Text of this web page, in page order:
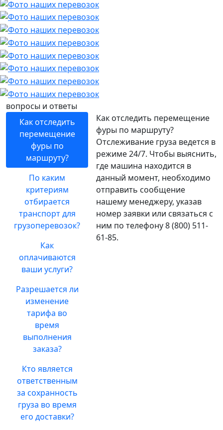
вопросы и ответы
Как отследить
перемещение
фуры по
маршруту?
По каким
критериям
отбирается
транспорт для
грузоперевозок?
Как
оплачиваются
ваши услуги?
Разрешается ли
изменение
тарифа во
время
выполнения
заказа?
Кто является
ответственным
за сохранность
груза во время
его доставки?
Как отследить перемещение
фуры по маршруту?
Отслеживание груза ведется в
режиме 24/7. Чтобы выяснить,
где машина находится в
данный момент, необходимо
отправить сообщение
нашему менеджеру, указав
номер заявки или связаться с
ним по телефону 8 (800) 511-
61-85.